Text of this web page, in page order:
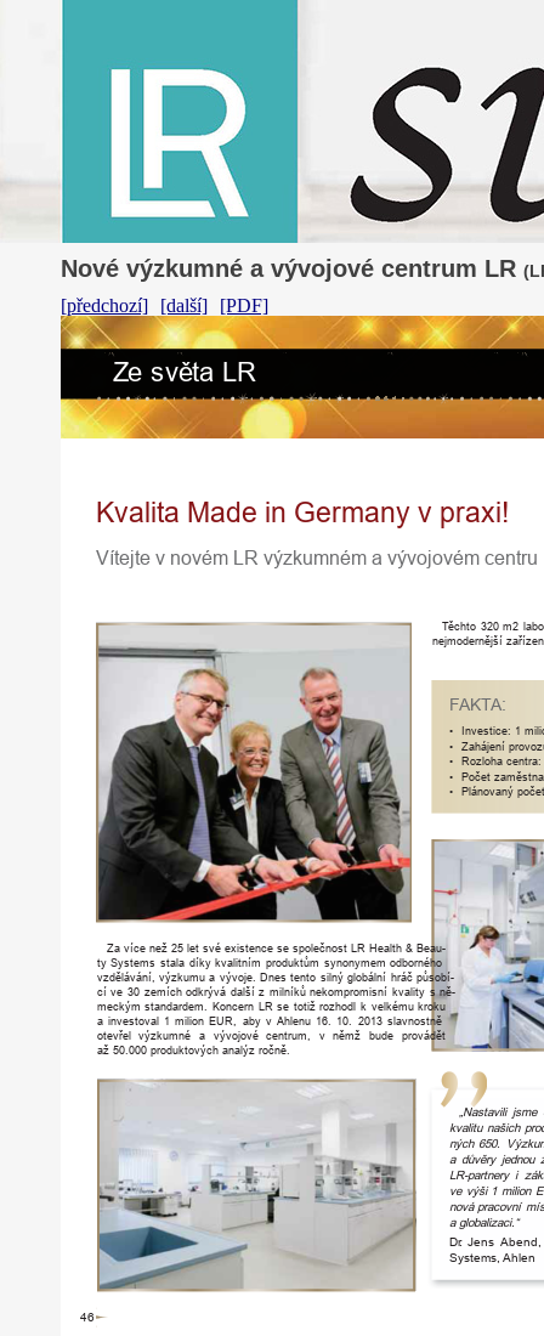
Nové výzkumné a vývojové centrum LR
[předchozí] [další] [PDF]
Ze světa LR
46
„Nastavili jsme
kvalitu našich
ných 650.
a důvěry jednou
LR-partnery i
ve výši 1 milion
nová pracovní
a globalizaci.“
Dr. Jens Abend,
Systems, Ahlen
Kvalita Made in Germany v praxi!
Vítejte v novém LR výzkumném a vývojovém centru
Za více než 25 let své existence se společnost LR Health & Beau-
ty Systems stala díky kvalitním produktům synonymem odborného
vzdělávání, výzkumu a vývoje. Dnes tento silný globální hráč působí-
cí ve 30 zemích odkrývá další z milníků nekompromisní kvality s ně-
meckým standardem. Koncern LR se totiž rozhodl k velkému kroku
a investoval 1 milion EUR, aby v Ahlenu 16. 10. 2013 slavnostně
otevřel výzkumné a vývojové centrum, v němž bude provádět
až 50.000 produktových analýz ročně.
FAKTA:
• Investice: 1
•
Zahájení
•
Rozloha centra:
•
Počet
•
Plánovaný počet
Těchto 320 m2
nejmodernější